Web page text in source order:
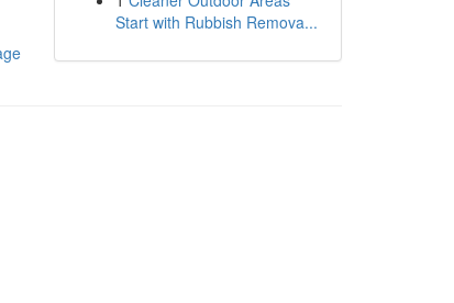
Start with Rubbish Remova...